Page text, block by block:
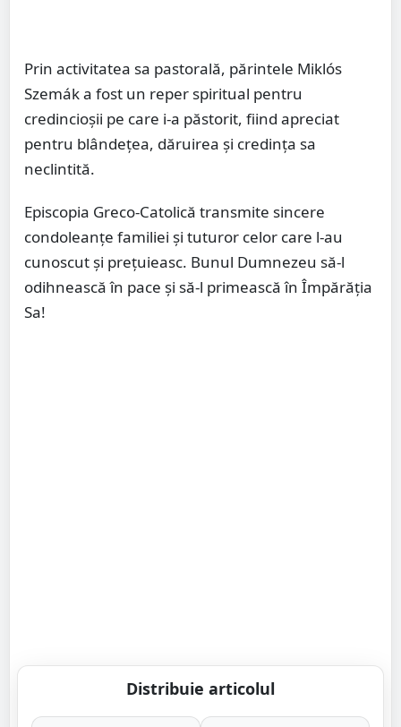
Prin activitatea sa pastorală, părintele Miklós
Szemák a fost un reper spiritual pentru
credincioșii pe care i-a păstorit, fiind apreciat
pentru blândețea, dăruirea și credința sa
neclintită.
Episcopia Greco-Catolică transmite sincere
condoleanțe familiei și tuturor celor care l-au
cunoscut și prețuieasc. Bunul Dumnezeu să-l
odihnească în pace și să-l primească în Împărăția
Sa!
Distribuie articolul